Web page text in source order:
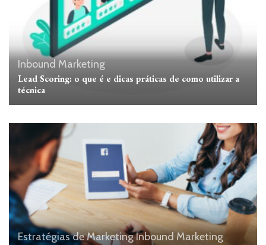
Inbound Marketing
Lead Scoring: o que é e dicas práticas de como utilizar a
técnica
Estratégias de MarketingInbound Marketing